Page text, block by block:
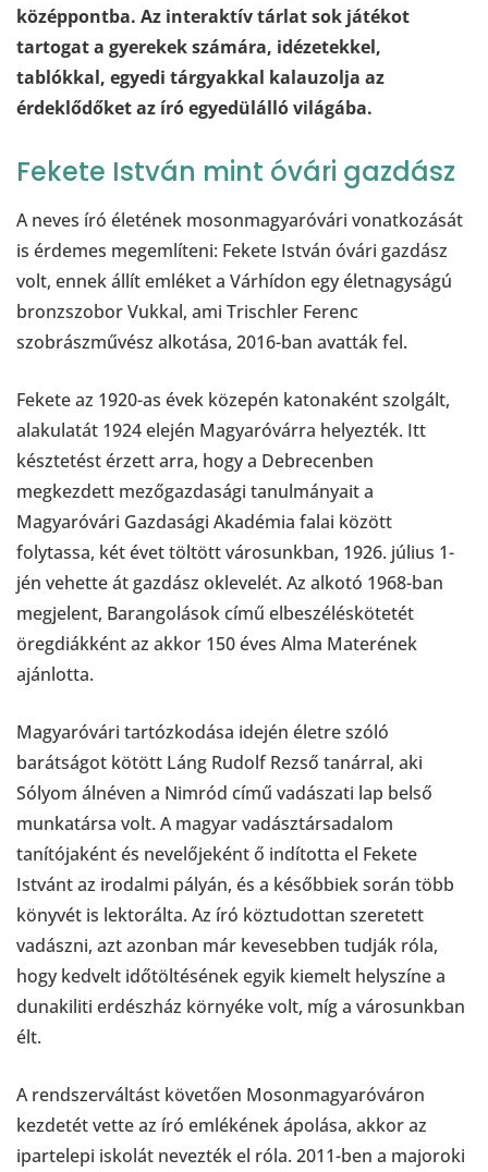
középpontba. Az interaktív tárlat sok játékot
tartogat a gyerekek számára, idézetekkel,
tablókkal, egyedi tárgyakkal kalauzolja az
érdeklődőket az író egyedülálló világába.
Fekete István mint óvári gazdász
A neves író életének mosonmagyaróvári vonatkozását
is érdemes megemlíteni: Fekete István óvári gazdász
volt, ennek állít emléket a Várhídon egy életnagyságú
bronzszobor Vukkal, ami Trischler Ferenc
szobrászművész alkotása, 2016-ban avatták fel.
Fekete az 1920-as évek közepén katonaként szolgált,
alakulatát 1924 elején Magyaróvárra helyezték. Itt
késztetést érzett arra, hogy a Debrecenben
megkezdett mezőgazdasági tanulmányait a
Magyaróvári Gazdasági Akadémia falai között
folytassa, két évet töltött városunkban, 1926. július 1-
jén vehette át gazdász oklevelét. Az alkotó 1968-ban
megjelent, Barangolások című elbeszéléskötetét
öregdiákként az akkor 150 éves Alma Materének
ajánlotta.
Magyaróvári tartózkodása idején életre szóló
barátságot kötött Láng Rudolf Rezső tanárral, aki
Sólyom álnéven a Nimród című vadászati lap belső
munkatársa volt. A magyar vadásztársadalom
tanítójaként és nevelőjeként ő indította el Fekete
Istvánt az irodalmi pályán, és a későbbiek során több
könyvét is lektorálta. Az író köztudottan szeretett
vadászni, azt azonban már kevesebben tudják róla,
hogy kedvelt időtöltésének egyik kiemelt helyszíne a
dunakiliti erdészház környéke volt, míg a városunkban
élt.
A rendszerváltást követően Mosonmagyaróváron
kezdetét vette az író emlékének ápolása, akkor az
ipartelepi iskolát nevezték el róla. 2011-ben a majoroki